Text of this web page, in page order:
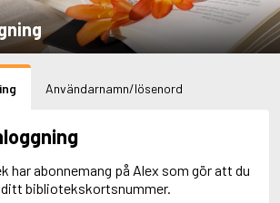
Användarnamn/lösenord
har abonnemang på Alex som gör att du
ditt bibliotekskortsnummer.